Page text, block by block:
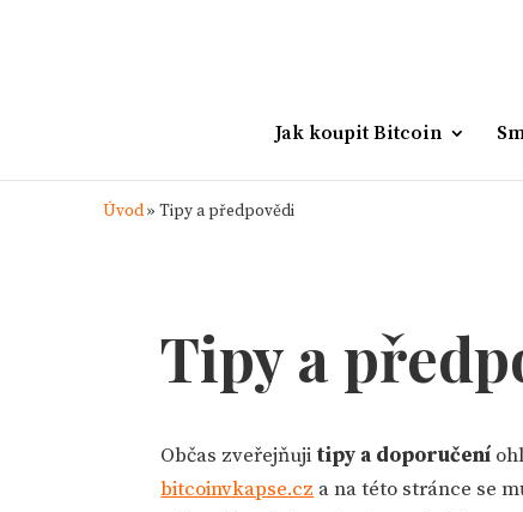
Jak koupit Bitcoin
Úvod» Tipy a předpovědi
Tipy a
Občas zveřejňuji tipy a doporučení
bitcoinvkapse.cz a na této stránce se